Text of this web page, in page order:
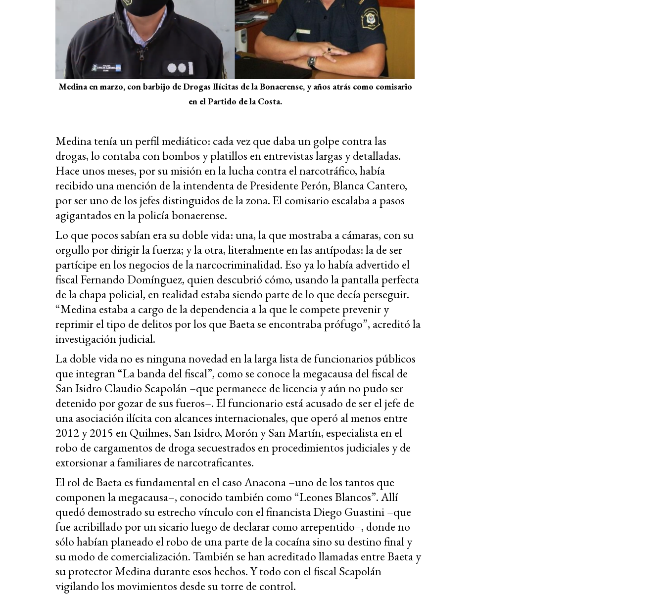
Medina en marzo, con barbijo de Drogas Ilícitas de la Bonaerense, y años atrás como comisario
en el Partido de la Costa.
Medina tenía un perfil mediático: cada vez que daba un golpe contra las
drogas, lo contaba con bombos y platillos en entrevistas largas y detalladas.
Hace unos meses, por su misión en la lucha contra el narcotráfico, había
recibido una mención de la intendenta de Presidente Perón, Blanca Cantero,
por ser uno de los jefes distinguidos de la zona. El comisario escalaba a pasos
agigantados en la policía bonaerense.
Lo que pocos sabían era su doble vida: una, la que mostraba a cámaras, con su
orgullo por dirigir la fuerza; y la otra, literalmente en las antípodas: la de ser
partícipe en los negocios de la narcocriminalidad. Eso ya lo había advertido el
fiscal Fernando Domínguez, quien descubrió cómo, usando la pantalla perfecta
de la chapa policial, en realidad estaba siendo parte de lo que decía perseguir.
“Medina estaba a cargo de la dependencia a la que le compete prevenir y
reprimir el tipo de delitos por los que Baeta se encontraba prófugo”, acreditó la
investigación judicial.
La doble vida no es ninguna novedad en la larga lista de funcionarios públicos
que integran “La banda del fiscal”, como se conoce la megacausa del fiscal de
San Isidro Claudio Scapolán –que permanece de licencia y aún no pudo ser
detenido por gozar de sus fueros–. El funcionario está acusado de ser el jefe de
una asociación ilícita con alcances internacionales, que operó al menos entre
2012 y 2015 en Quilmes, San Isidro, Morón y San Martín, especialista en el
robo de cargamentos de droga secuestrados en procedimientos judiciales y de
extorsionar a familiares de narcotraficantes.
El rol de Baeta es fundamental en el caso Anacona –uno de los tantos que
componen la megacausa–, conocido también como “Leones Blancos”. Allí
quedó demostrado su estrecho vínculo con el financista Diego Guastini –que
fue acribillado por un sicario luego de declarar como arrepentido–, donde no
sólo habían planeado el robo de una parte de la cocaína sino su destino final y
su modo de comercialización. También se han acreditado llamadas entre Baeta y
su protector Medina durante esos hechos. Y todo con el fiscal Scapolán
vigilando los movimientos desde su torre de control.